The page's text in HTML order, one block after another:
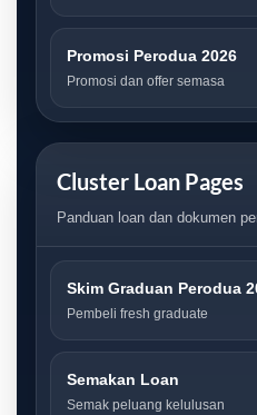
Promosi Perodua 2026
Promosi dan offer semasa
Cluster Loan Pages
Panduan loan dan dokumen
Skim Graduan Perodua
Pembeli fresh graduate
Semakan Loan
Semak peluang kelulusan